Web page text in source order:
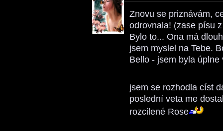
Znovu se priznávám,
odrovnala! (zase písu
Bylo to... Ona má
jsem myslel na Tebe.
Bello - jsem byla
jsem se rozhodla císt
poslední veta me
rozcilené Rose